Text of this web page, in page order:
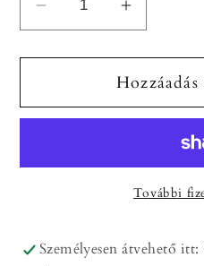
Vinyl
/
egyedi
Vinyl
/
Matrica
egyedi
mintával
További
Személyesen átvehető itt: